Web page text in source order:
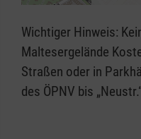
⇧
Wichtiger Hinweis:
Maltesergelände Kostenpflichtiges Parken an den
Straßen oder in
des ÖPNV bis